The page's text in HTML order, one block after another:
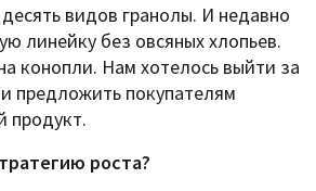
видов гранолы. И недавно
линейку без овсяных хлопьев.
конопли. Нам хотелось выйти за
предложить покупателям
продукт.
роста?